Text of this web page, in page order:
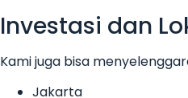
Investasi dan
Kami juga bisa
Jakarta